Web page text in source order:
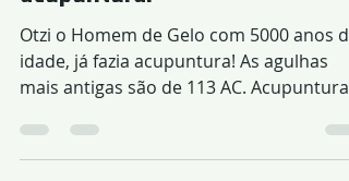
acupuntura!
Otzi o Homem de Gelo com 5000 anos de
idade, já fazia acupuntura! As agulhas
mais antigas são de 113 AC. Acupuntura